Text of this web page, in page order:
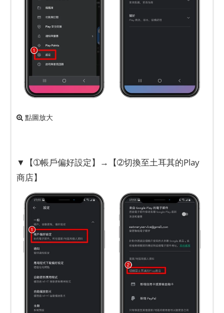
點圖放大
▼【➀帳戶偏好設定】→【➁切換至土耳其的Play
商店】